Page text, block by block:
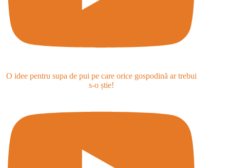
O idee pentru supa de pui pe care orice gospodină ar trebui
s-o știe!